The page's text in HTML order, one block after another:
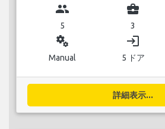
group
5
business_center
3
miscellaneous_services
Manual
login
5 ドア
詳細表示...